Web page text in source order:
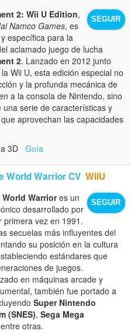
SEGUIR
2: Wii U Edition,
Namco Games, es
específica para la
aclamado juego de lucha
2. Lanzado en 2012 junto
Wii U, esta edición especial no
y la profunda mecánica de
a la consola de Nintendo, sino
serie de características y
aprovechan las capacidades
3D Guía
World Warrior CV WiiU
SEGUIR
Warriores un
desarrollado por
primera vez en 1991.
secuelas más influyentes del
su posición en la cultura
estándares que
de juegos.
en máquinas arcade y
también fue portado a
Super Nintendo
(SNES), Sega Mega
otras.